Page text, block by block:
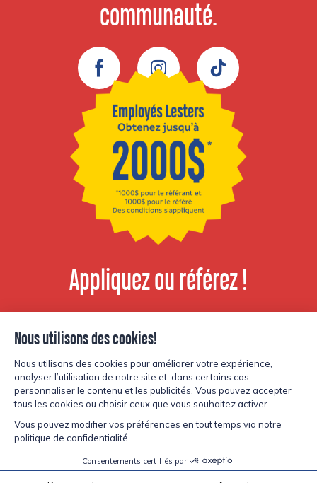
communauté.
Facebook Instagram TikTok
Appliquez ou référez !
Voir les postes
disponibles
© Copyright Lesters 2026Politique de confidentialitéSite parKryzalid